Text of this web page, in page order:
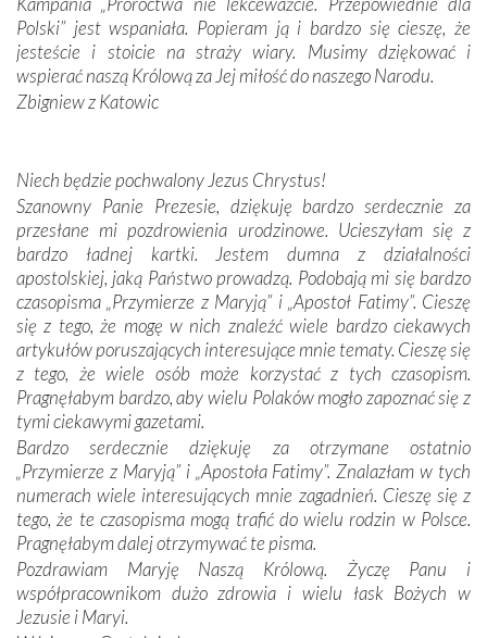
zwyczaje. Mimo że nasze kraje są od siebie bardzo
oddalone, w żaden sposób nie czuliśmy się obco.
Sprawiła to oczywiście sama Matka Boża, ale też
kulturowa bliskość biorąca swój początek w naszej
wspólnej wierze. Podczas wyjazdów do historycznych
mieliśmy okazję przekonać się, że Maryja swoją opieką
otacza nie tylko nasz naród, lecz wszystkie nacje, które
się Jej ufnie oddają, a także każdą osobę, która zawierza
Jej siebie oraz swych bliskich.
Dzieje Portugalii to również historia wierności Bogu i
odstępstw, także w życiu władców. Trudne momenty w
wymiarze tak osobistym, jak i zbiorowym, przypominają o
konieczności ciągłego zabiegania o własną duszę i o łaskę
Opatrzności. Wierność przynosi pomyślność –
przynajmniej w życiu duchowym. Odstępstwo owocuje
nieszczęściem i śmiercią. Te uniwersalne prawdy
przychodziły na myśl, gdy słuchaliśmy opowieści
przewodników o portugalskich monarchach i wodzach,
zwycięskich bitwach i nieszczęśliwych losach grzesznych
kochanków.
Byli tym razem pośród Apostołów Fatimy reprezentanci
każdego spośród żyjących pokoleń. Najmłodszy uczestnik
liczył sobie 13 lat, zaś senior, pan Zdzisław – już 94.
Polski” jest wspaniała. Popieram ją i bardzo się cieszę, że
jesteście i stoicie na straży wiary. Musimy dziękować i
wspierać naszą Królową za Jej miłość do naszego Narodu.
Zbigniew z Katowic
Niech będzie pochwalony Jezus Chrystus!
Szanowny Panie Prezesie, dziękuję bardzo serdecznie za
przesłane mi pozdrowienia urodzinowe. Ucieszyłam się z
bardzo ładnej kartki. Jestem dumna z działalności
apostolskiej, jaką Państwo prowadzą. Podobają mi się bardzo
czasopisma „Przymierze z Maryją” i „Apostoł Fatimy”. Cieszę
się z tego, że mogę w nich znaleźć wiele bardzo ciekawych
artykułów poruszających interesujące mnie tematy. Cieszę się
z tego, że wiele osób może korzystać z tych czasopism.
Pragnęłabym bardzo, aby wielu Polaków mogło zapoznać się z
tymi ciekawymi gazetami.
Bardzo serdecznie dziękuję za otrzymane ostatnio
„Przymierze z Maryją” i „Apostoła Fatimy”. Znalazłam w tych
numerach wiele interesujących mnie zagadnień. Cieszę się z
tego, że te czasopisma mogą trafić do wielu rodzin w Polsce.
Pragnęłabym dalej otrzymywać te pisma.
Pozdrawiam Maryję Naszą Królową. Życzę Panu i
współpracownikom dużo zdrowia i wielu łask Bożych w
Jezusie i Maryi.